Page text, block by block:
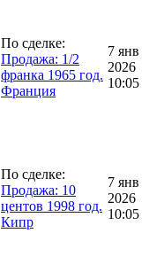
По сделке:
Продажа: 1/2
франка 1965 год.
Франция
7 янв
2026
10:05
По сделке:
Продажа: 10
центов 1998 год.
Кипр
7 янв
2026
10:05